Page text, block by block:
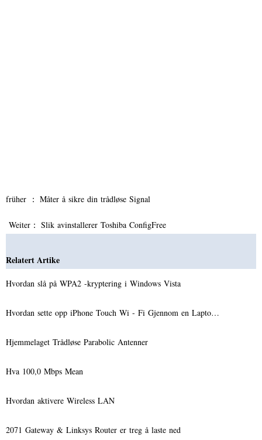
früher ： Måter å sikre din trådløse Signal
Weiter： Slik avinstallerer Toshiba ConfigFree
Relatert Artike
Hvordan slå på WPA2 -kryptering i Windows Vista
Hvordan sette opp iPhone Touch Wi - Fi Gjennom en Lapto…
Hjemmelaget Trådløse Parabolic Antenner
Hva 100,0 Mbps Mean
Hvordan aktivere Wireless LAN
2071 Gateway & Linksys Router er treg å laste ned